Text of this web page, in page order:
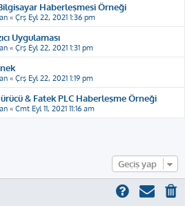
Haberleşmesi Örneği
« Çrş Eyl 22, 2021 1:36 pm
Uygulaması
« Çrş Eyl 22, 2021 1:31 pm
« Çrş Eyl 22, 2021 1:19 pm
& Fatek PLC Haberleşme Örneği
« Cmt Eyl 11, 2021 11:16 am
Geçiş yap